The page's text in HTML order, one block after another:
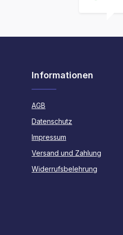
Informationen
AGB
Datenschutz
Impressum
Versand und Zahlung
Widerrufsbelehrung